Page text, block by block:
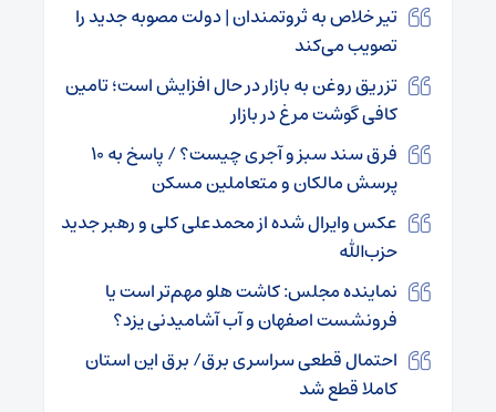
تیر خلاص به ثروتمندان | دولت مصوبه جدید را
تصویب می‌کند
تزریق روغن به بازار در حال افزایش است‌؛ تامین
کافی گوشت مرغ در بازار
فرق سند سبز و آجری چیست؟ / پاسخ به ۱۰
پرسش مالکان و متعاملین مسکن
عکس وایرال شده از محمدعلی کلی و رهبر جدید
حزب‌الله
نماینده مجلس: کاشت هلو مهم‌تر است یا
فرونشست اصفهان و آب آشامیدنی یزد؟
احتمال قطعی سراسری برق/ برق این استان
کاملا قطع شد